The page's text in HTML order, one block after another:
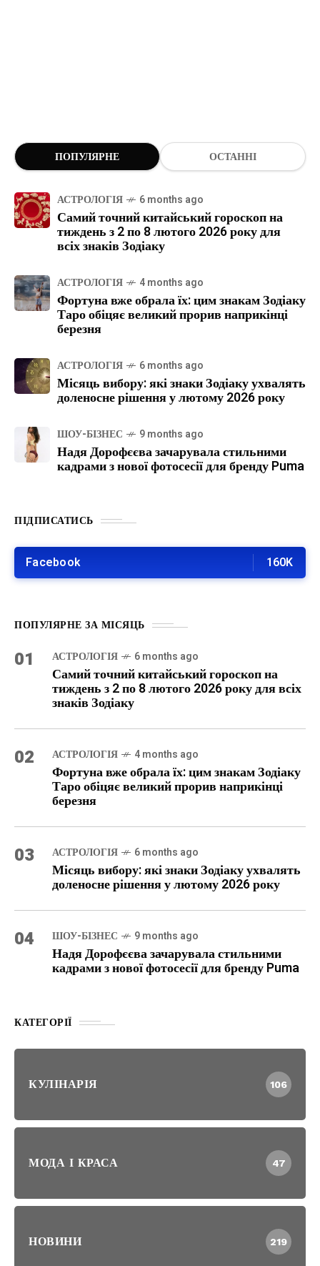
ПОПУЛЯРНЕ ОСТАННІ
АСТРОЛОГІЯ 6 months ago
Самий точний китайський гороскоп на
тиждень з 2 по 8 лютого 2026 року для
всіх знаків Зодіаку
АСТРОЛОГІЯ 4 months ago
Фортуна вже обрала їх: цим знакам Зодіаку
Таро обіцяє великий прорив наприкінці
березня
АСТРОЛОГІЯ 6 months ago
Місяць вибору: які знаки Зодіаку ухвалять
доленосне рішення у лютому 2026 року
ШОУ-БІЗНЕС 9 months ago
Надя Дорофєєва зачарувала стильними
кадрами з нової фотосесії для бренду Puma
ПІДПИСАТИСЬ
Facebook 160K
ПОПУЛЯРНЕ ЗА МІСЯЦЬ
01 АСТРОЛОГІЯ 6 months ago
Самий точний китайський гороскоп на
тиждень з 2 по 8 лютого 2026 року для всіх
знаків Зодіаку
02 АСТРОЛОГІЯ 4 months ago
Фортуна вже обрала їх: цим знакам Зодіаку
Таро обіцяє великий прорив наприкінці
березня
03 АСТРОЛОГІЯ 6 months ago
Місяць вибору: які знаки Зодіаку ухвалять
доленосне рішення у лютому 2026 року
04 ШОУ-БІЗНЕС 9 months ago
Надя Дорофєєва зачарувала стильними
кадрами з нової фотосесії для бренду Puma
КАТЕГОРІЇ
КУЛІНАРІЯ 106
МОДА І КРАСА 47
НОВИНИ 219